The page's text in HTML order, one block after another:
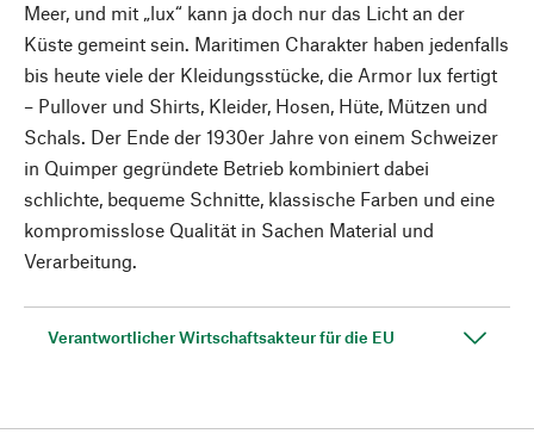
Meer, und mit „lux“ kann ja doch nur das Licht an der
Küste gemeint sein. Maritimen Charakter haben jedenfalls
bis heute viele der Kleidungsstücke, die Armor lux fertigt
– Pullover und Shirts, Kleider, Hosen, Hüte, Mützen und
Schals. Der Ende der 1930er Jahre von einem Schweizer
in Quimper gegründete Betrieb kombiniert dabei
schlichte, bequeme Schnitte, klassische Farben und eine
kompromisslose Qualität in Sachen Material und
Verarbeitung.
Verantwortlicher Wirtschaftsakteur für die EU